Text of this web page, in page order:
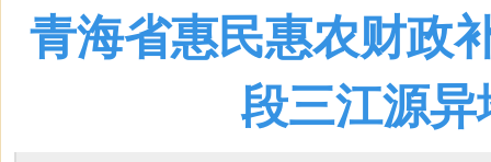
青海省惠民惠农财政
段三江源